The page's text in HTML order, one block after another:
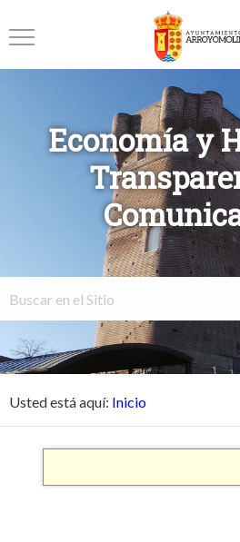
Economía y
Usted está aquí: Inicio